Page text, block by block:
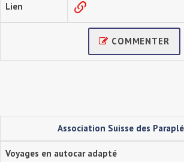
Lien
COMMENTER
Association Suisse des
Voyages en autocar adapté